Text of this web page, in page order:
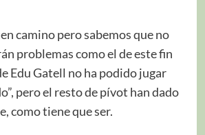
camino pero sabemos que no
problemas como el de este fin
Edu Gatell no ha podido jugar
pero el resto de pívot han dado
como tiene que ser.